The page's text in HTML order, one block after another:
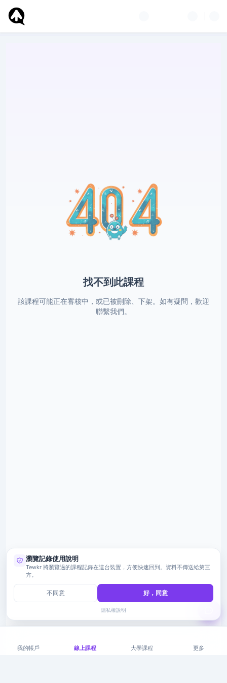
找不到此課程
該課程可能正在審核中，或已被刪除、下架。如有疑問，歡迎
聯繫我們。
我的帳戶 線上課程 大學課程 更多
瀏覽記錄使用說明
Tewkr 將瀏覽過的課程記錄在這台裝置，方便快速回到。資料不傳送給第三
方。
不同意 好，同意
隱私權說明